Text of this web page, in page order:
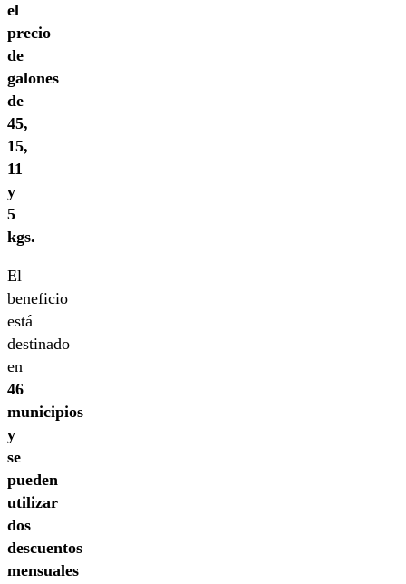
el
precio
de
galones
de
45,
15,
11
y
5
kgs.
El
beneficio
está
destinado
en
46
municipios
y
se
pueden
utilizar
dos
descuentos
mensuales